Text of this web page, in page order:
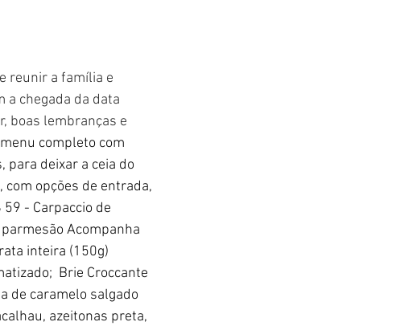
reunir a família e
a chegada da data
boas lembranças e
completo com
para deixar a ceia do
com opções de entrada,
- Carpaccio de
Acompanha
inteira (150g)
Brie Croccante
de caramelo salgado
azeitonas preta,